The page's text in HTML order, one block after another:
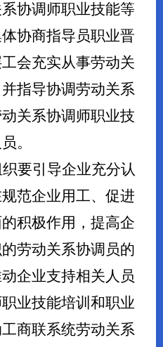
协调师职业技能等
协商指导员职业晋
会充实从事劳动关
指导协调劳动关系
关系协调师职业技
。
要引导企业充分认
范企业用工、促进
积极作用，提高企
劳动关系协调 员的
企业支持相关人员
业技能培训和职业
商联系统劳动关系